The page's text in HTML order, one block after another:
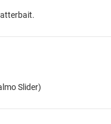
Slider)